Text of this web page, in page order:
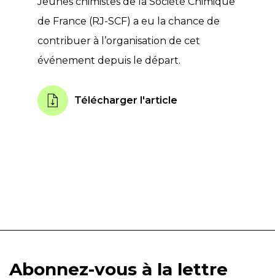
de France (RJ-SCF) a eu la chance de
contribuer à l’organisation de cet
événement depuis le départ.
Télécharger l'article
Abonnez-vous à la lettre